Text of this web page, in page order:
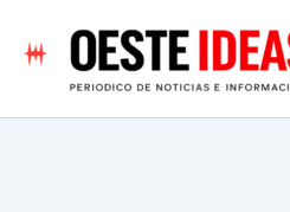
contenido